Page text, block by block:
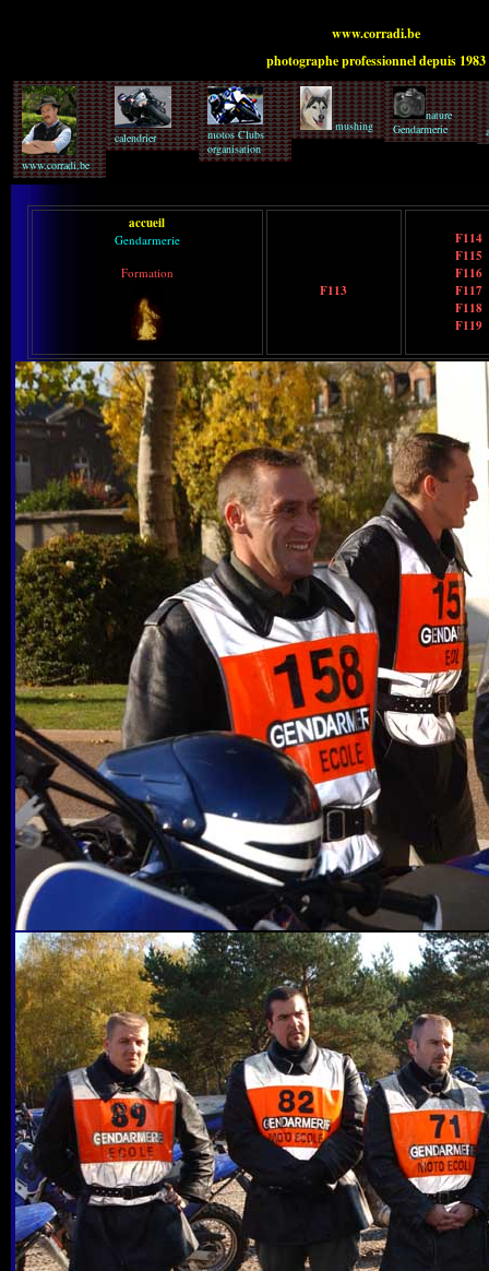
www.corradi.be
photographe professionnel depuis 1983
www.corradi.be
calendrier
motos Clubs
organisation
mushing
nature
Gendarmerie
accueil
Gendarmerie
Formation
F113
F114
F115
F116
F117
F118
F119